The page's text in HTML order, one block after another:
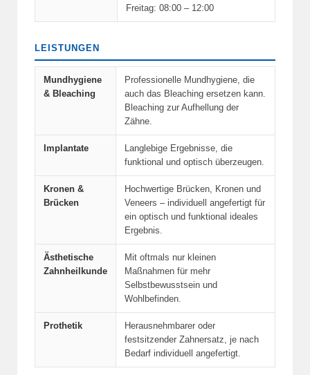
Freitag: 08:00 – 12:00
LEISTUNGEN
Mundhygiene
& Bleaching
Professionelle Mundhygiene, die
auch das Bleaching ersetzen kann.
Bleaching zur Aufhellung der
Zähne.
Implantate
Langlebige Ergebnisse, die
funktional und optisch überzeugen.
Kronen &
Brücken
Hochwertige Brücken, Kronen und
Veneers – individuell angefertigt für
ein optisch und funktional ideales
Ergebnis.
Ästhetische
Zahnheilkunde
Mit oftmals nur kleinen
Maßnahmen für mehr
Selbstbewusstsein und
Wohlbefinden.
Prothetik
Herausnehmbarer oder
festsitzender Zahnersatz, je nach
Bedarf individuell angefertigt.